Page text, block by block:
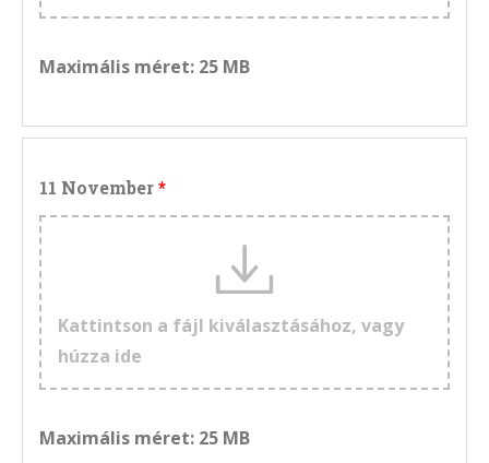
Maximális méret: 25 MB
11 November
Kattintson a fájl kiválasztásához, vagy
húzza ide
Maximális méret: 25 MB